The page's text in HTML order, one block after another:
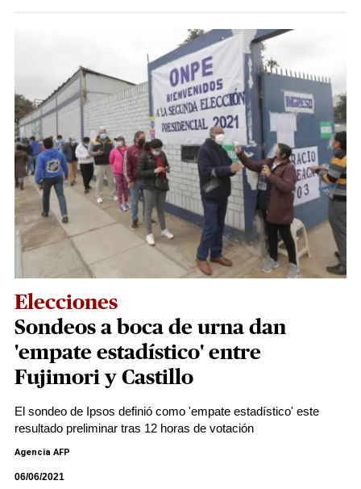
Elecciones
Sondeos a boca de urna dan
'empate estadístico' entre
Fujimori y Castillo
El sondeo de Ipsos definió como 'empate estadístico' este
resultado preliminar tras 12 horas de votación
Agencia AFP
06/06/2021